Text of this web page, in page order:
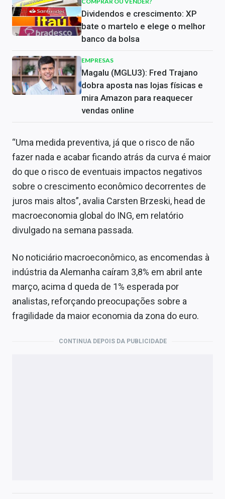
Dividendos e crescimento: XP
bate o martelo e elege o melhor
banco da bolsa
EMPRESAS
Magalu (MGLU3): Fred Trajano
dobra aposta nas lojas físicas e
mira Amazon para reaquecer
vendas online
“Uma medida preventiva, já que o risco de não
fazer nada e acabar ficando atrás da curva é maior
do que o risco de eventuais impactos negativos
sobre o crescimento econômico decorrentes de
juros mais altos”, avalia Carsten Brzeski, head de
macroeconomia global do ING, em relatório
divulgado na semana passada.
No noticiário macroeconômico, as encomendas à
indústria da Alemanha caíram 3,8% em abril ante
março, acima d queda de 1% esperada por
analistas, reforçando preocupações sobre a
fragilidade da maior economia da zona do euro.
CONTINUA DEPOIS DA PUBLICIDADE